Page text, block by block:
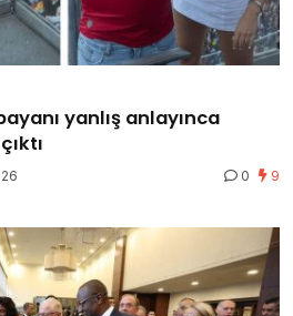
yanlış anlayınca
0 9